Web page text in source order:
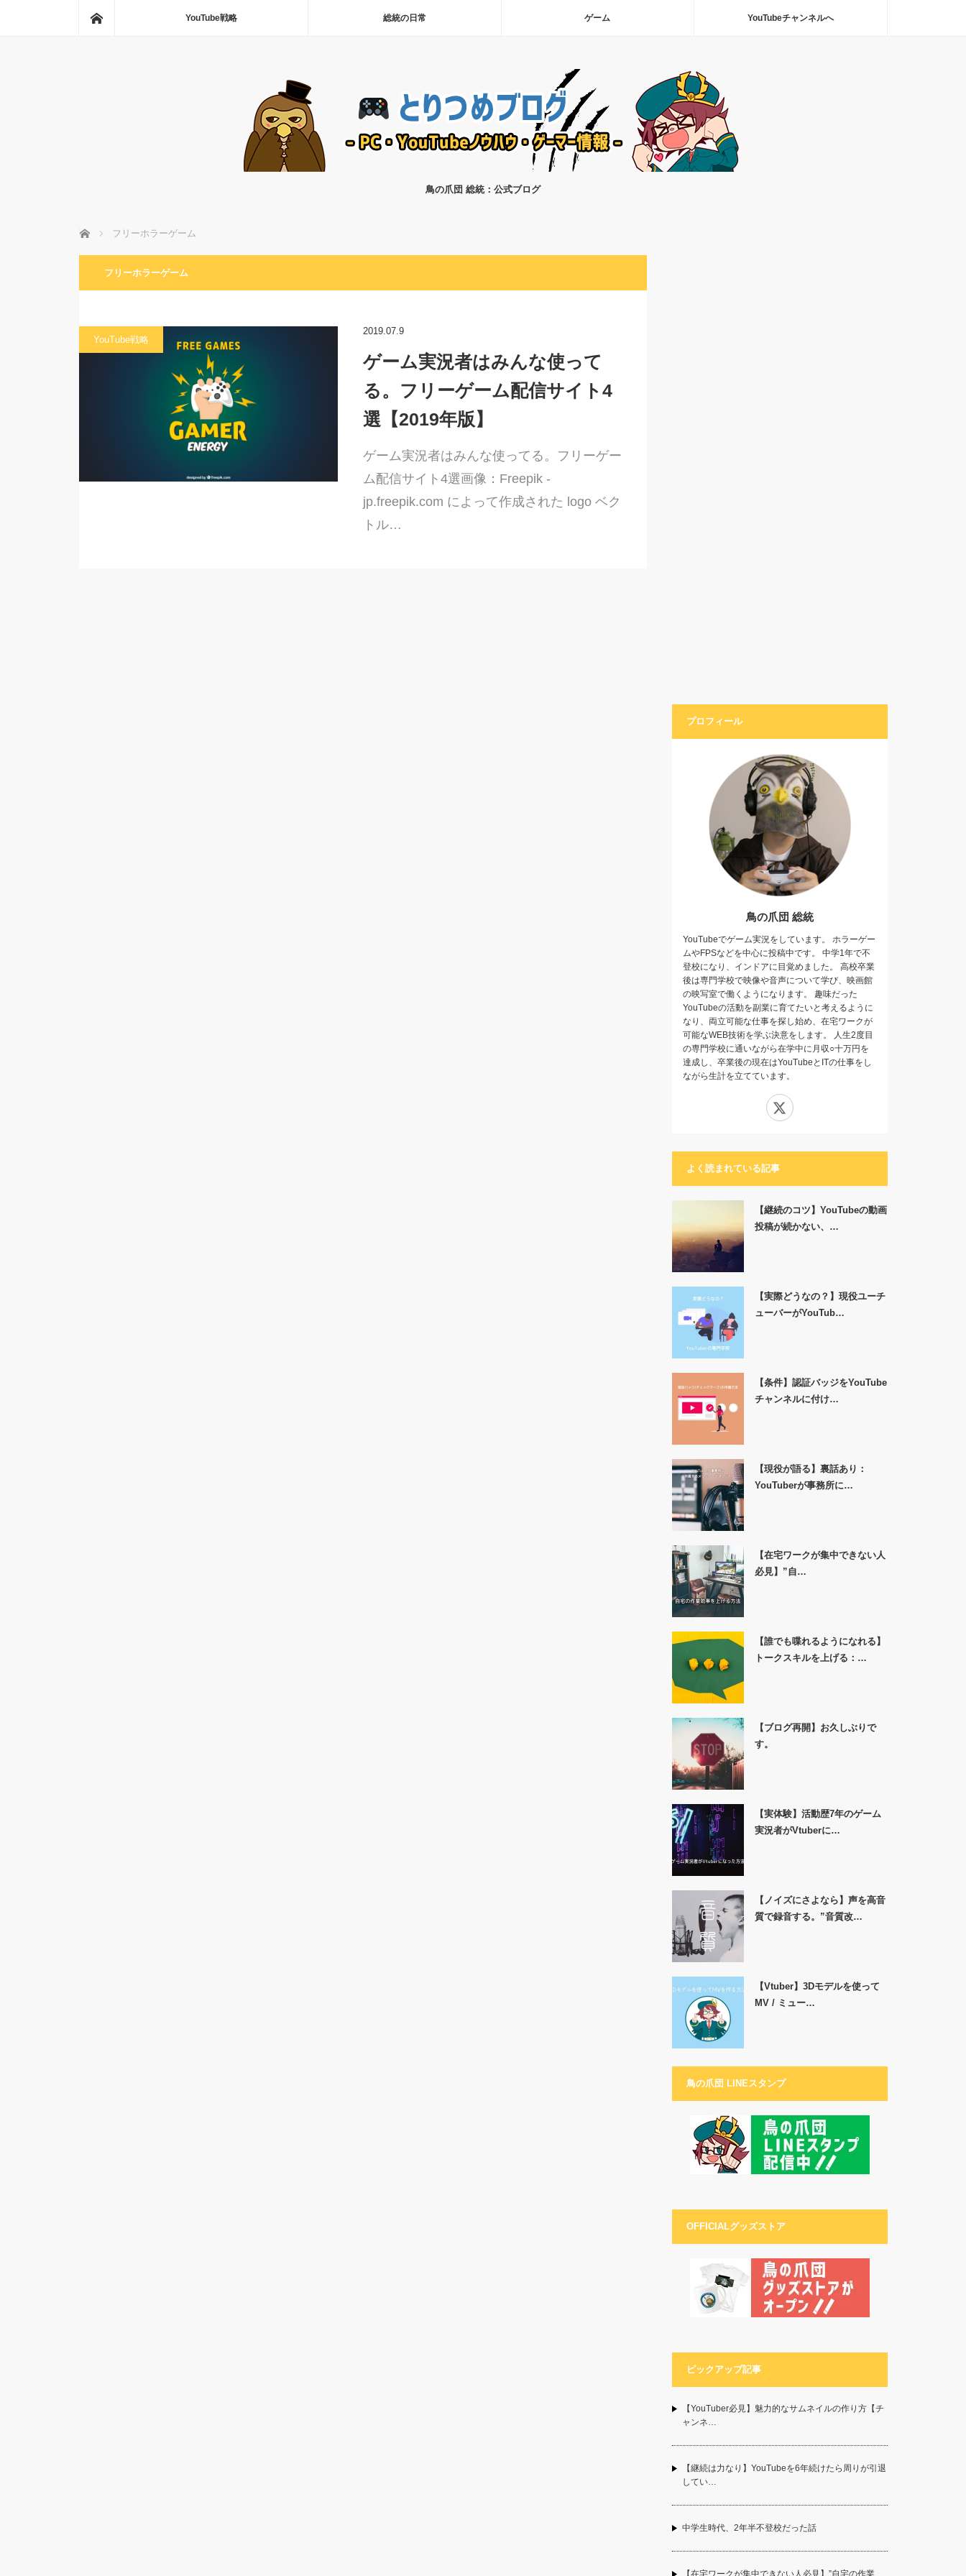
YouTube戦略 総統の日常 ゲーム YouTubeチャンネルへ
鳥の爪団 総統：公式ブログ
ホーム フリーホラーゲーム
フリーホラーゲーム
YouTube戦略
2019.07.9
ゲーム実況者はみんな使って
る。フリーゲーム配信サイト4
選【2019年版】
ゲーム実況者はみんな使ってる。フリーゲー
ム配信サイト4選画像：Freepik -
jp.freepik.com によって作成された logo ベク
トル…
プロフィール
鳥の爪団 総統
YouTubeでゲーム実況をしています。 ホラーゲー
ムやFPSなどを中心に投稿中です。 中学1年で不
登校になり、インドアに目覚めました。 高校卒業
後は専門学校で映像や音声について学び、映画館
の映写室で働くようになります。 趣味だった
YouTubeの活動を副業に育てたいと考えるように
なり、両立可能な仕事を探し始め、在宅ワークが
可能なWEB技術を学ぶ決意をします。 人生2度目
の専門学校に通いながら在学中に月収○十万円を
達成し、卒業後の現在はYouTubeとITの仕事をし
ながら生計を立てています。
よく読まれている記事
【継続のコツ】YouTubeの動画
投稿が続かない、…
【実際どうなの？】現役ユーチ
ューバーがYouTub…
【条件】認証バッジをYouTube
チャンネルに付け…
【現役が語る】裏話あり：
YouTuberが事務所に…
【在宅ワークが集中できない人
必見】”自…
【誰でも喋れるようになれる】
トークスキルを上げる：…
【ブログ再開】お久しぶりで
す。
【実体験】活動歴7年のゲーム
実況者がVtuberに…
【ノイズにさよなら】声を高音
質で録音する。”音質改…
【Vtuber】3Dモデルを使って
MV / ミュー…
鳥の爪団 LINEスタンプ
OFFICIALグッズストア
ピックアップ記事
【YouTuber必見】魅力的なサムネイルの作り方【チ
ャンネ…
【継続は力なり】YouTubeを6年続けたら周りが引退
してい…
中学生時代、2年半不登校だった話
【在宅ワークが集中できない人必見】”自宅の作業